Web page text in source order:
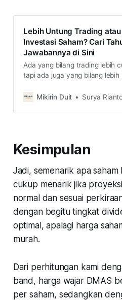
Lebih Untung Trading atau
Investasi Saham? Cari
Jawabannya di Sini
Ada yang bilang trading lebih
tapi ada juga yang bilang lebih
dalam saham? trading atau
Mikirin Duit Surya
Kesimpulan
Jadi, semenarik apa
cukup menarik jika
normal dan sesuai
dengan begitu tingkat
optimal, apalagi harga
murah.
Dari perhitungan kami
band, harga wajar DMAS
per saham, sedangkan